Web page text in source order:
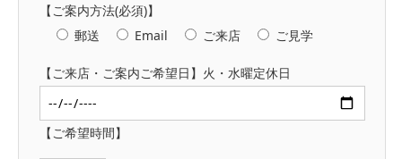
【ご案内方法(必須)】
郵送
Email ご来店 ご見学
【ご来店・ご案内ご希望日】火・水曜定休日
【ご希望時間】